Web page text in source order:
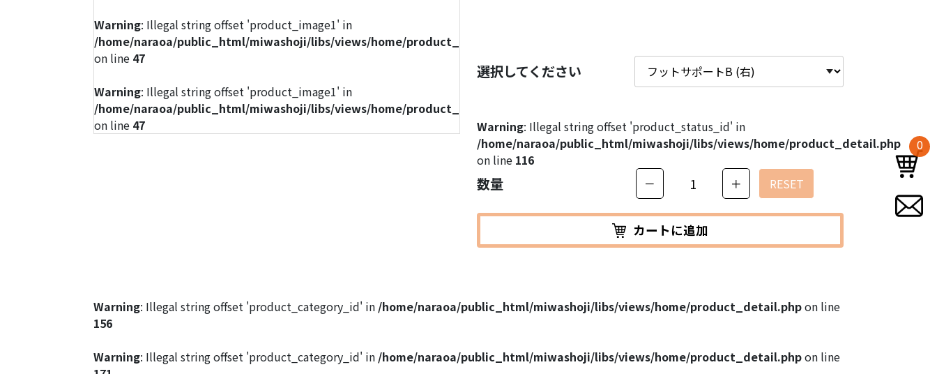
Warning: Illegal string offset 'product_image1' in
/home/naraoa/public_html/miwashoji/libs/views/home/product_detail.php
on line 47
Warning: Illegal string offset 'product_image1' in
/home/naraoa/public_html/miwashoji/libs/views/home/product_detail.php
on line 47
選択してください
Warning: Illegal string offset 'product_status_id' in
/home/naraoa/public_html/miwashoji/libs/views/home/product_detail.php
on line 116
数量 － ＋ RESET
カートに追加
Warning: Illegal string offset 'product_category_id' in /home/naraoa/public_html/miwashoji/libs/views/home/product_detail.phpon line
156
Warning: Illegal string offset 'product_category_id' in /home/naraoa/public_html/miwashoji/libs/views/home/product_detail.phpon line
0